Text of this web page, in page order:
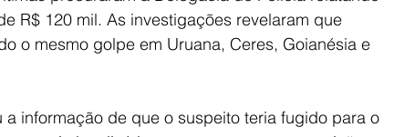
R$ 120 mil. As investigações revelaram que
o mesmo golpe em Uruana, Ceres, Goianésia e
informação de que o suspeito teria fugido para o